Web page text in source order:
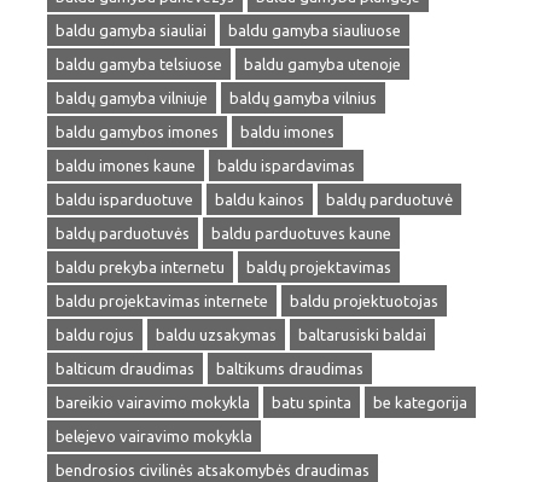
baldu gamyba siauliai
baldu gamyba siauliuose
baldu gamyba telsiuose
baldu gamyba utenoje
baldų gamyba vilniuje
baldų gamyba vilnius
baldu gamybos imones
baldu imones
baldu imones kaune
baldu ispardavimas
baldu isparduotuve
baldu kainos
baldų parduotuvė
baldų parduotuvės
baldu parduotuves kaune
baldu prekyba internetu
baldų projektavimas
baldu projektavimas internete
baldu projektuotojas
baldu rojus
baldu uzsakymas
baltarusiski baldai
balticum draudimas
baltikums draudimas
bareikio vairavimo mokykla
batu spinta
be kategorija
belejevo vairavimo mokykla
bendrosios civilinės atsakomybės draudimas